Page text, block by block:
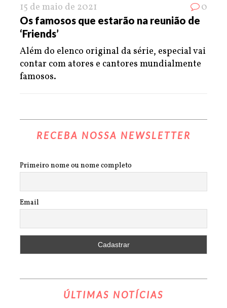
15 de maio de 2021 0
Os famosos que estarão na reunião de
‘Friends’
Além do elenco original da série, especial vai
contar com atores e cantores mundialmente
famosos.
RECEBA NOSSA NEWSLETTER
Primeiro nome ou nome completo
Email
ÚLTIMAS NOTÍCIAS